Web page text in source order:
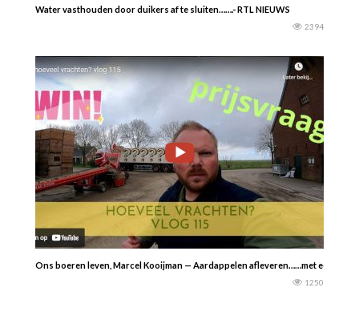
Water vasthouden door duikers af te sluiten…….- RTL NIEUWS
2394
Ons boeren leven, Marcel Kooijman — Aardappelen afleveren……met een
1250